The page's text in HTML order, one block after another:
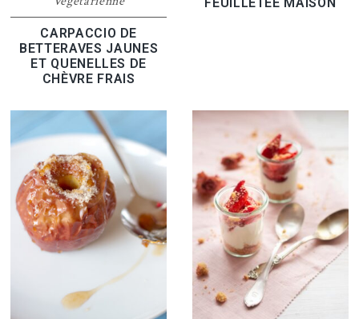
CARPACCIO DE
BETTERAVES JAUNES
ET QUENELLES DE
CHÈVRE FRAIS